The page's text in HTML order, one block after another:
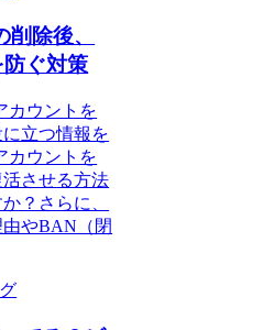
除後、
ぐ対策
カウントを
立つ情報を
カウントを
させる方法
？さらに、
やBAN（閉